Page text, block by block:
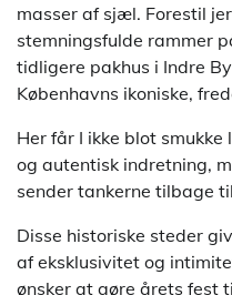
masser af sjæl. Forestil
stemningsfulde rammer
tidligere pakhus i Indre
Københavns ikoniske,
Her får I ikke blot
og autentisk indretning,
sender tankerne tilbage
Disse historiske steder
af eksklusivitet og
ønsker at gøre årets fest